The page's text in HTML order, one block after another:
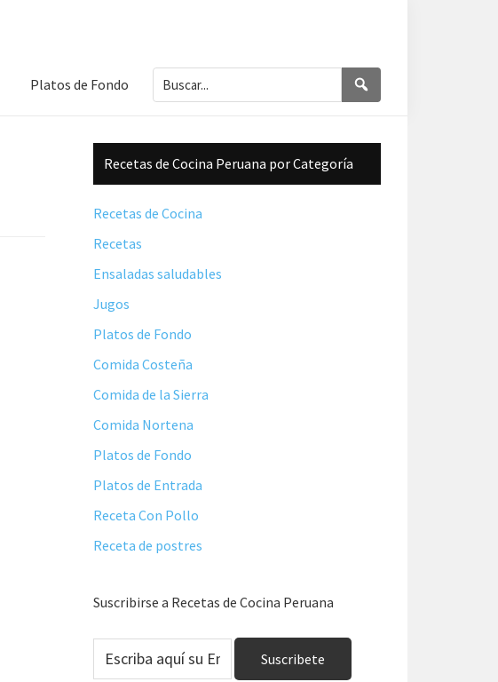
Platos de Fondo Buscar...
Barra
lateral
principal
Recetas de Cocina Peruana por Categoría
Recetas de Cocina
Recetas
Ensaladas saludables
Jugos
Platos de Fondo
Comida Costeña
Comida de la Sierra
Comida Nortena
Platos de Fondo
Platos de Entrada
Receta Con Pollo
Receta de postres
Suscribirse a Recetas de Cocina Peruana